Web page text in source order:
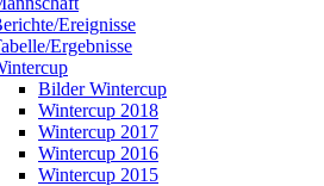
Ereignisse
Ergebnisse
Bilder Wintercup
Wintercup 2018
Wintercup 2017
Wintercup 2016
Wintercup 2015